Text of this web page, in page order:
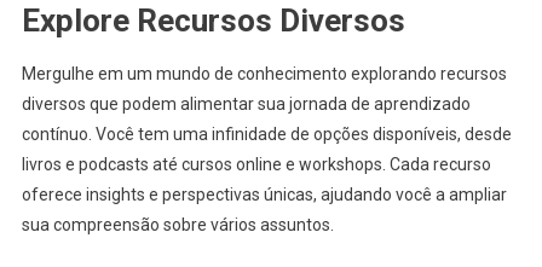
Explore Recursos Diversos
Mergulhe em um mundo de conhecimento explorando recursos
diversos que podem alimentar sua jornada de aprendizado
contínuo. Você tem uma infinidade de opções disponíveis, desde
livros e podcasts até cursos online e workshops. Cada recurso
oferece insights e perspectivas únicas, ajudando você a ampliar
sua compreensão sobre vários assuntos.